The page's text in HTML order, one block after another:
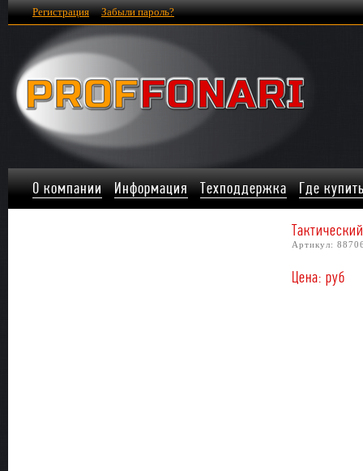
Регистрация Забыли пароль?
О компании Информация Техподдержка Где
Артикул:
Цена: руб